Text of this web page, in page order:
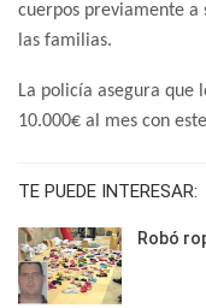
cuerpos previamente a
las familias.
La policía asegura que
10.000€ al mes con
TE PUEDE INTERESAR:
Robó